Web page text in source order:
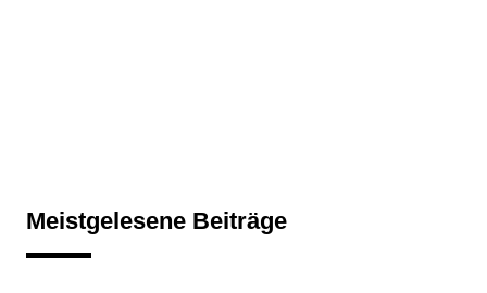
Meistgelesene Beiträge